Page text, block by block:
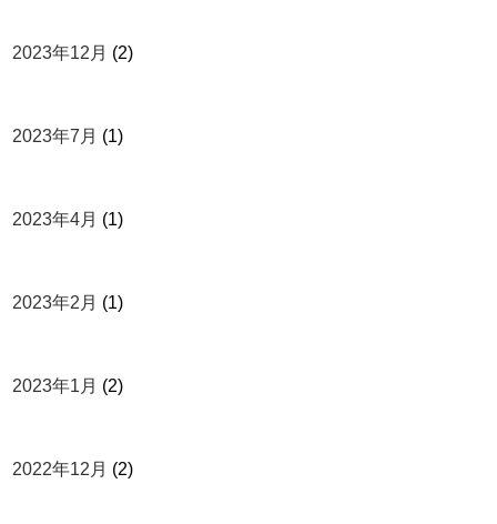
2023年12月 (2)
2023年7月 (1)
2023年4月 (1)
2023年2月 (1)
2023年1月 (2)
2022年12月 (2)